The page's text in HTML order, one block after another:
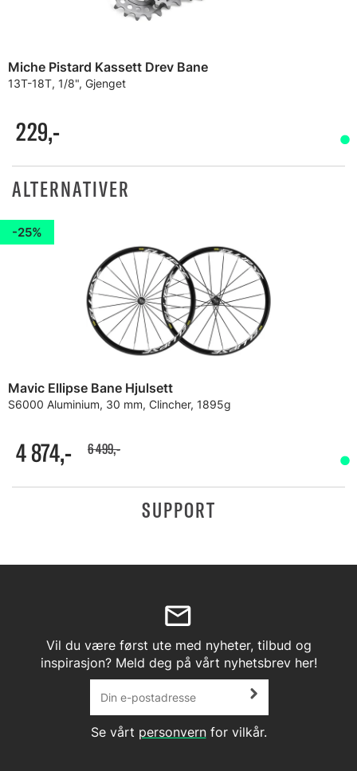
Miche Pistard Kassett Drev Bane
13T-18T, 1/8", Gjenget
229,-
ALTERNATIVER
25%
Mavic Ellipse Bane Hjulsett
S6000 Aluminium, 30 mm, Clincher, 1895g
4 874,- 6 499,-
SUPPORT
Vil du være først ute med nyheter, tilbud og
inspirasjon? Meld deg på vårt nyhetsbrev her!
Se vårt personvernfor vilkår.